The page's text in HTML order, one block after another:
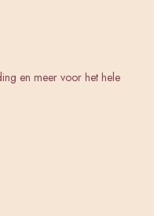
en meer voor het hele